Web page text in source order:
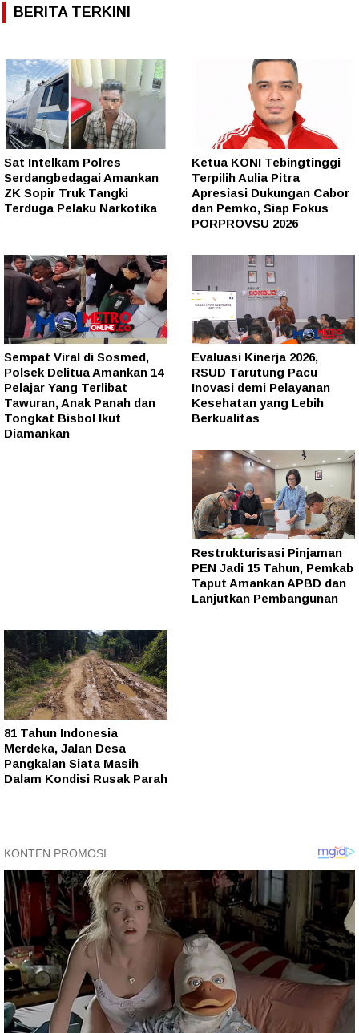
BERITA TERKINI
Sat Intelkam Polres
Serdangbedagai Amankan
ZK Sopir Truk Tangki
Terduga Pelaku Narkotika
Ketua KONI Tebingtinggi
Terpilih Aulia Pitra
Apresiasi Dukungan Cabor
dan Pemko, Siap Fokus
PORPROVSU 2026
Sempat Viral di Sosmed,
Polsek Delitua Amankan 14
Pelajar Yang Terlibat
Tawuran, Anak Panah dan
Tongkat Bisbol Ikut
Diamankan
Evaluasi Kinerja 2026,
RSUD Tarutung Pacu
Inovasi demi Pelayanan
Kesehatan yang Lebih
Berkualitas
Restrukturisasi Pinjaman
PEN Jadi 15 Tahun, Pemkab
Taput Amankan APBD dan
Lanjutkan Pembangunan
81 Tahun Indonesia
Merdeka, Jalan Desa
Pangkalan Siata Masih
Dalam Kondisi Rusak Parah